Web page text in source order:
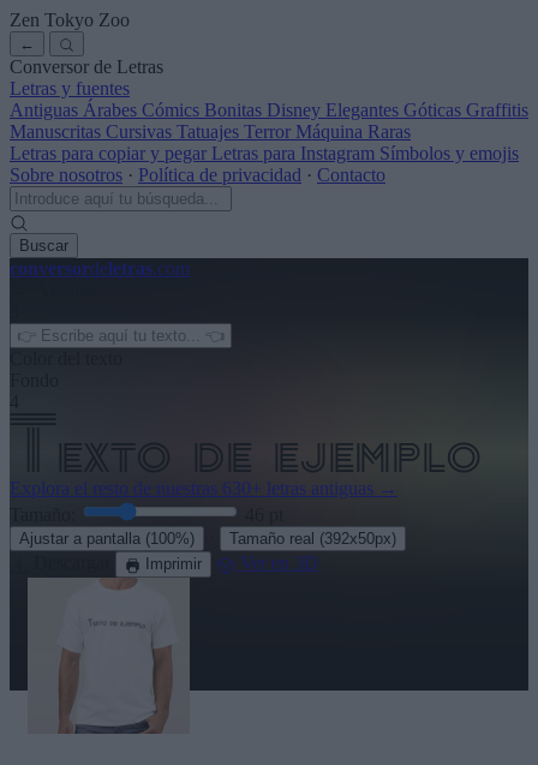
Zen Tokyo Zoo
←
Conversor de Letras
Letras y fuentes
Antiguas Árabes Cómics Bonitas Disney Elegantes Góticas Graffitis
Manuscritas Cursivas Tatuajes Terror Máquina Raras
Letras para copiar y pegar Letras para Instagram Símbolos y emojis
Sobre nosotros · Política de privacidad · Contacto
Buscar
conversordeletras.com
Explora el resto de nuestras 630+ letras antiguas →
Ajustar a pantalla (100%) Tamaño real (392x50px)
Imprimir Ver en 3D